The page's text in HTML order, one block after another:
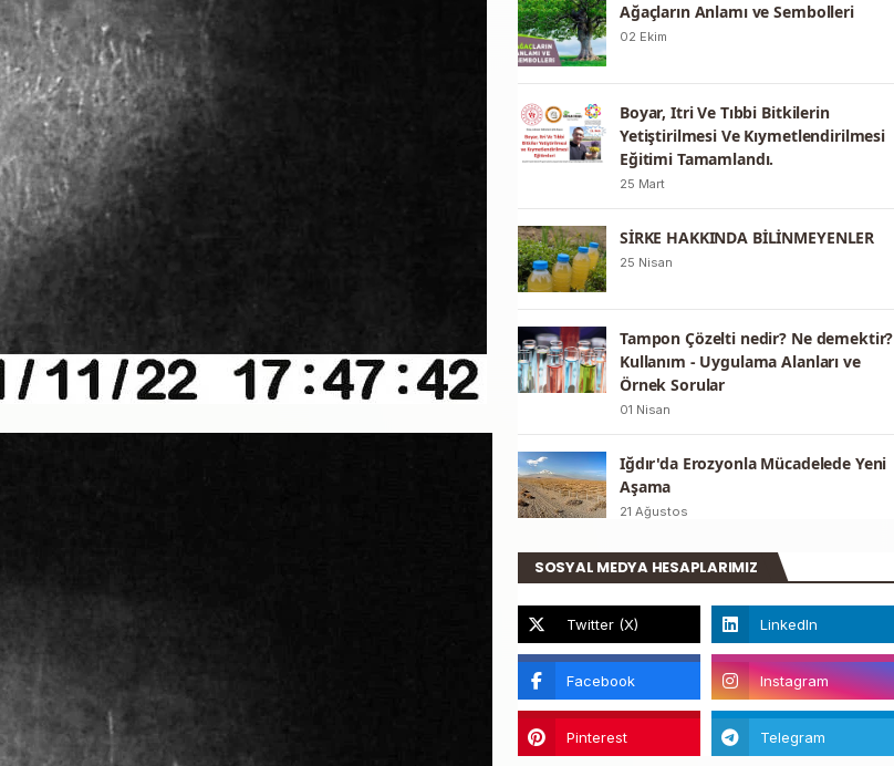
Ağaçların Anlamı ve Sembolleri
02 Ekim
Boyar, Itri Ve Tıbbi Bitkilerin
Yetiştirilmesi Ve Kıymetlendirilmesi
Eğitimi Tamamlandı.
25 Mart
SİRKE HAKKINDA BİLİNMEYENLER
25 Nisan
Tampon Çözelti nedir? Ne demektir?
Kullanım - Uygulama Alanları ve
Örnek Sorular
01 Nisan
Iğdır'da Erozyonla Mücadelede Yeni
Aşama
21 Ağustos
SOSYAL MEDYA HESAPLARIMIZ